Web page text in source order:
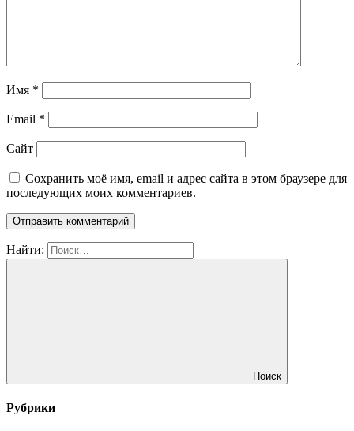
Имя *
Email *
Сайт
Сохранить моё имя, email и адрес сайта в этом браузере для
последующих моих комментариев.
Найти:
Поиск
Рубрики